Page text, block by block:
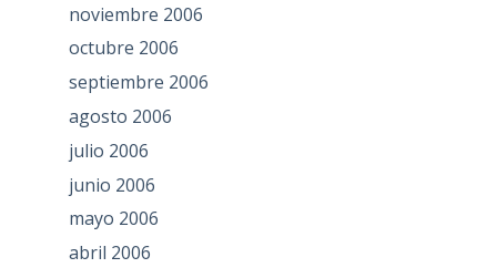
noviembre 2006
octubre 2006
septiembre 2006
agosto 2006
julio 2006
junio 2006
mayo 2006
abril 2006